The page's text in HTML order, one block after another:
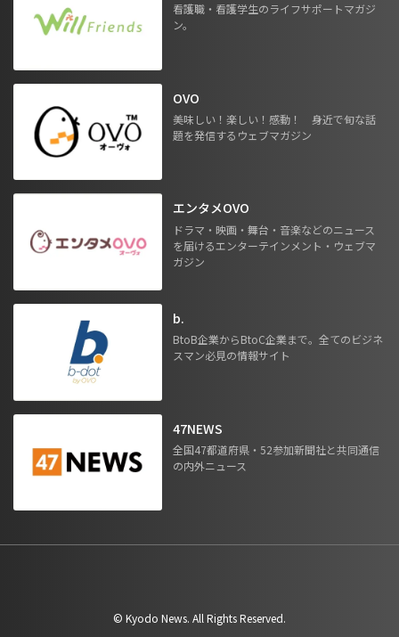
看護職・看護学生のライフサポートマガジ
ン。
OVO
美味しい！楽しい！感動！ 身近で旬な話
題を発信するウェブマガジン
エンタメOVO
ドラマ・映画・舞台・音楽などのニュース
を届けるエンターテインメント・ウェブマ
ガジン
b.
BtoB企業からBtoC企業まで。全てのビジネ
スマン必見の情報サイト
47NEWS
全国47都道府県・52参加新聞社と共同通信
の内外ニュース
©︎ Kyodo News. All Rights Reserved.